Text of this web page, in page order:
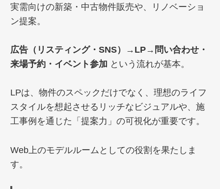
実需向けの新築・中古物件販売や、リノベーショ
ン提案。
広告（リスティング・SNS）→LP→問い合わせ・
来場予約・イベント参加 という流れが基本。
LPは、物件のスペックだけでなく、理想のライフ
スタイルを想起させるリッチなビジュアルや、施
工事例を通じた「提案力」の可視化が重要です。
Web上のモデルルームとしての役割を果たしま
す。